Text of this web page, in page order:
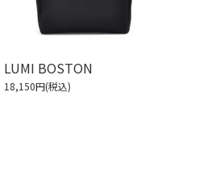
LUMI BOSTON
18,150円(税込)